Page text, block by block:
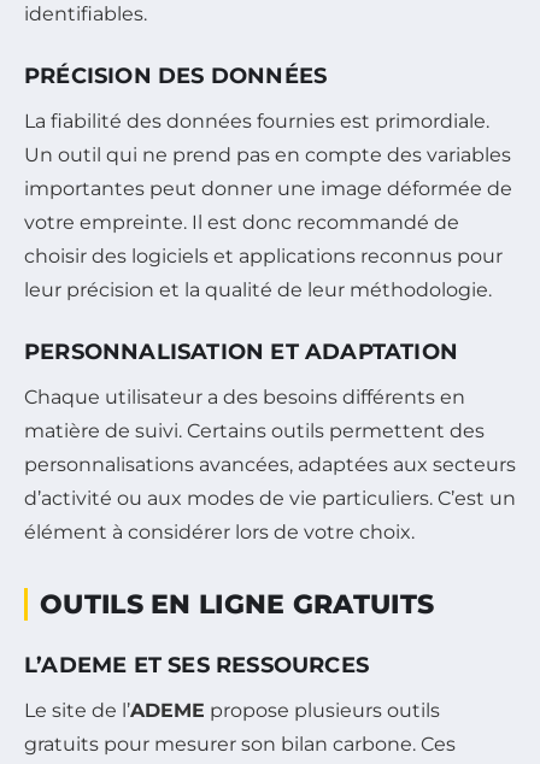
identifiables.
PRÉCISION DES DONNÉES
La fiabilité des données fournies est primordiale.
Un outil qui ne prend pas en compte des variables
importantes peut donner une image déformée de
votre empreinte. Il est donc recommandé de
choisir des logiciels et applications reconnus pour
leur précision et la qualité de leur méthodologie.
PERSONNALISATION ET ADAPTATION
Chaque utilisateur a des besoins différents en
matière de suivi. Certains outils permettent des
personnalisations avancées, adaptées aux secteurs
d’activité ou aux modes de vie particuliers. C’est un
élément à considérer lors de votre choix.
OUTILS EN LIGNE GRATUITS
L’ADEME ET SES RESSOURCES
Le site de l’ADEME propose plusieurs outils
gratuits pour mesurer son bilan carbone. Ces